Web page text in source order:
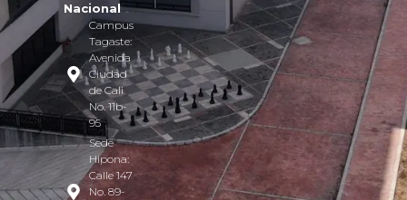
Nacional
Campus
Tagaste:
Avenida
Ciudad
de Cali
No. 11b-
95
Sede
Hipona:
Calle 147
No. 89-